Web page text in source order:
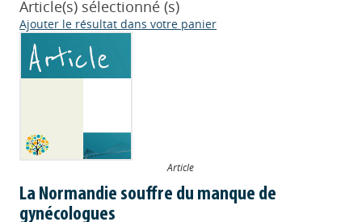
Article(s) sélectionné (s)
Ajouter le résultat dans votre panier
Article
La Normandie souffre du manque de
gynécologues